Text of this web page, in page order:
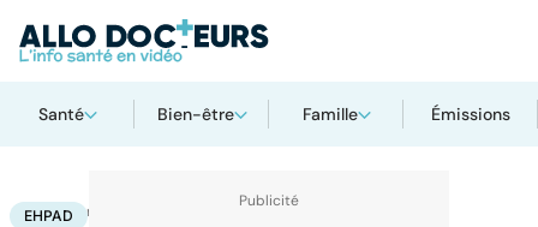
Santé Bien-être Famille Émissions
AccueilSanté
EHPAD